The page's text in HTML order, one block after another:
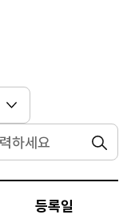
검색
등록일